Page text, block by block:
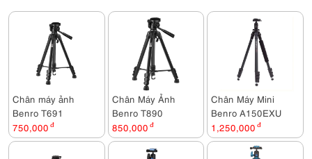
Chân máy ảnh
Benro T691
750,000 đ
Chân Máy Ảnh
Benro T890
850,000 đ
Chân Máy Mini
Benro A150EXU
1,250,000 đ